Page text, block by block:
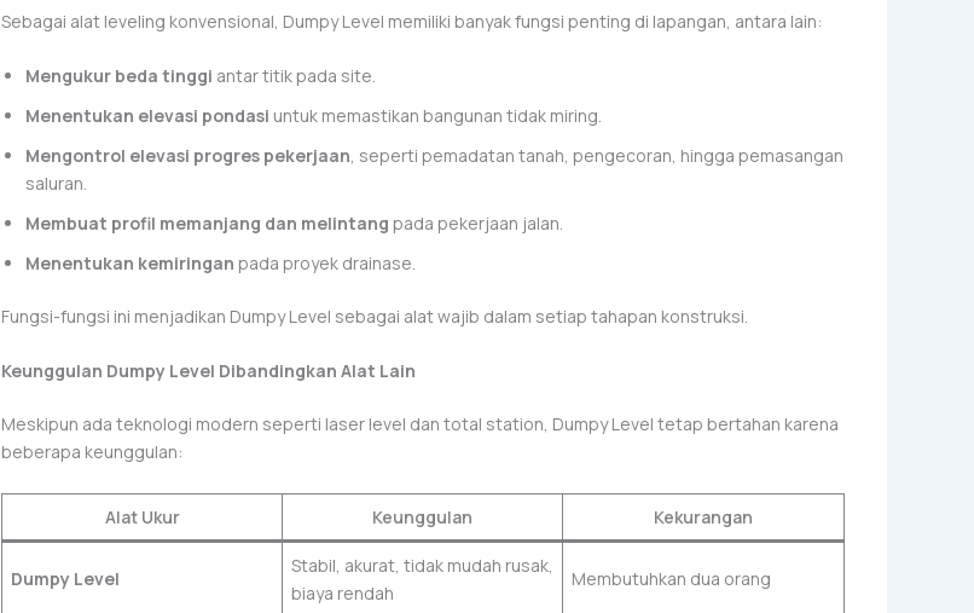
Sebagai alat leveling konvensional, Dumpy Level memiliki banyak fungsi penting di lapangan, antara lain:
Mengukur beda tinggi antar titik pada site.
Menentukan elevasi pondasi untuk memastikan bangunan tidak miring.
Mengontrol elevasi progres pekerjaan, seperti pemadatan tanah, pengecoran, hingga pemasangan
saluran.
Membuat profil memanjang dan melintang pada pekerjaan jalan.
Menentukan kemiringan pada proyek drainase.
Fungsi-fungsi ini menjadikan Dumpy Level sebagai alat wajib dalam setiap tahapan konstruksi.
Keunggulan Dumpy Level Dibandingkan Alat Lain
Meskipun ada teknologi modern seperti laser level dan total station, Dumpy Level tetap bertahan karena
beberapa keunggulan:
Alat Ukur Keunggulan Kekurangan
Dumpy Level
Stabil, akurat, tidak mudah rusak,
biaya rendah
Membutuhkan dua orang